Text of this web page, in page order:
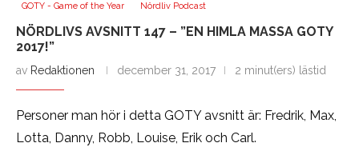
GOTY - Game of the Year Nördliv Podcast
NÖRDLIVS AVSNITT 147 – ”EN HIMLA MASSA GOTY
2017!”
av Redaktionen december 31, 2017 2 minut(ers) lästid
Personer man hör i detta GOTY avsnitt är: Fredrik, Max,
Lotta, Danny, Robb, Louise, Erik och Carl.